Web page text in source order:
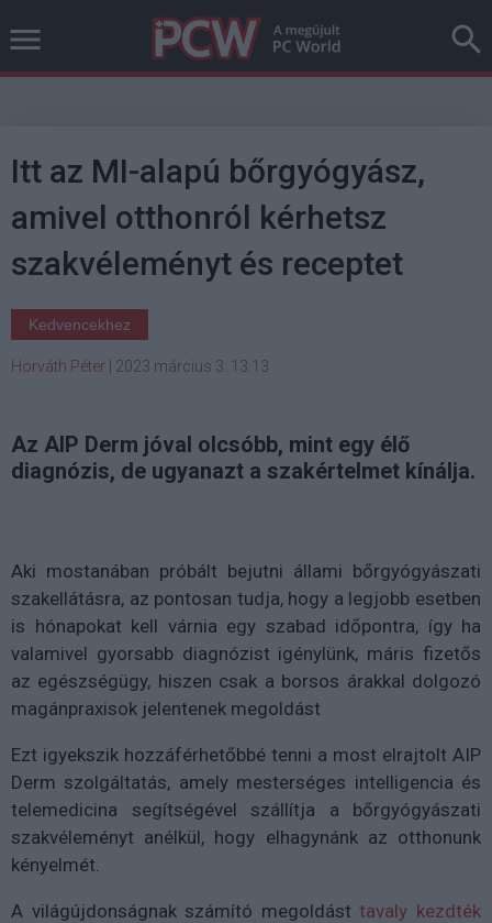
Itt az MI-alapú bőrgyógyász,
amivel otthonról kérhetsz
szakvéleményt és receptet
Kedvencekhez
Horváth Péter 2023 március 3. 13:13
Az AIP Derm jóval olcsóbb, mint egy élő
diagnózis, de ugyanazt a szakértelmet kínálja.
Aki mostanában próbált bejutni állami bőrgyógyászati
szakellátásra, az pontosan tudja, hogy a legjobb esetben
is hónapokat kell várnia egy szabad időpontra, így ha
valamivel gyorsabb diagnózist igénylünk, máris fizetős
az egészségügy, hiszen csak a borsos árakkal dolgozó
magánpraxisok jelentenek megoldást
Ezt igyekszik hozzáférhetőbbé tenni a most elrajtolt AIP
Derm szolgáltatás, amely mesterséges intelligencia és
telemedicina segítségével szállítja a bőrgyógyászati
szakvéleményt anélkül, hogy elhagynánk az otthonunk
kényelmét.
A világújdonságnak számító megoldásttavaly kezdték